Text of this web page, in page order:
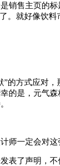
售主页的标
。就好像饮
方式应对，
的是，元气
一定会对这
了声明，不